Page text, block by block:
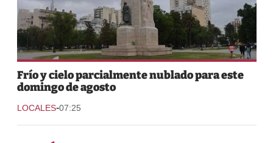
Frío y cielo parcialmente nublado para este
domingo de agosto
LOCALES-07:25